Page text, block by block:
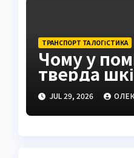
ТРАНСПОРТ ТА ЛОГІСТИКА
Чому у
тверда
виправити
JUL 29, 2026